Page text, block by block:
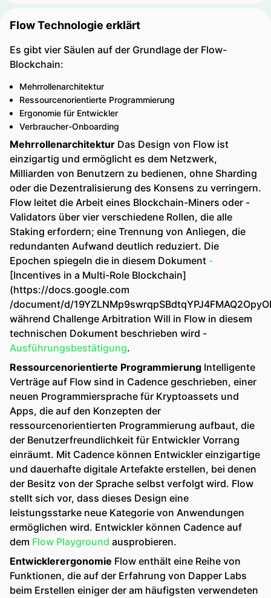
Flow Technologie erklärt
Es gibt vier Säulen auf der Grundlage der Flow-
Blockchain:
Mehrrollenarchitektur
Ressourcenorientierte Programmierung
Ergonomie für Entwickler
Verbraucher-Onboarding
Mehrrollenarchitektur Das Design von Flow ist
einzigartig und ermöglicht es dem Netzwerk,
Milliarden von Benutzern zu bedienen, ohne Sharding
oder die Dezentralisierung des Konsens zu verringern.
Flow leitet die Arbeit eines Blockchain-Miners oder -
Validators über vier verschiedene Rollen, die alle
Staking erfordern; eine Trennung von Anliegen, die
redundanten Aufwand deutlich reduziert. Die
Epochen spiegeln die in diesem Dokument -
[Incentives in a Multi-Role Blockchain]
(https://docs.google.com
/document/d/
während Challenge Arbitration Will in Flow in diesem
technischen Dokument beschrieben wird -
Ausführungsbestätigung.
Ressourcenorientierte Programmierung Intelligente
Verträge auf Flow sind in Cadence geschrieben, einer
neuen Programmiersprache für Kryptoassets und
Apps, die auf den Konzepten der
ressourcenorientierten Programmierung aufbaut, die
der Benutzerfreundlichkeit für Entwickler Vorrang
einräumt. Mit Cadence können Entwickler einzigartige
und dauerhafte digitale Artefakte erstellen, bei denen
der Besitz von der Sprache selbst verfolgt wird. Flow
stellt sich vor, dass dieses Design eine
leistungsstarke neue Kategorie von Anwendungen
ermöglichen wird. Entwickler können Cadence auf
dem Flow Playground ausprobieren.
Entwicklerergonomie Flow enthält eine Reihe von
Funktionen, die auf der Erfahrung von Dapper Labs
beim Erstellen einiger der am häufigsten verwendeten